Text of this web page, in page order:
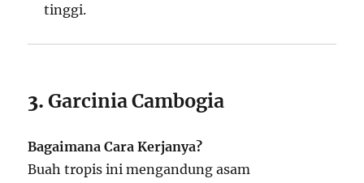
tinggi.
3.Garcinia Cambogia
Bagaimana Cara Kerjanya?
Buah tropis ini mengandung asam